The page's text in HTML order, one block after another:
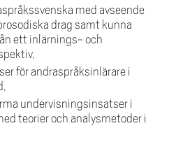
med avseende
drag samt kunna
ett inlärnings- och
för andraspråksinlärare i
undervisningsinsatser i
teorier och analysmetoder i